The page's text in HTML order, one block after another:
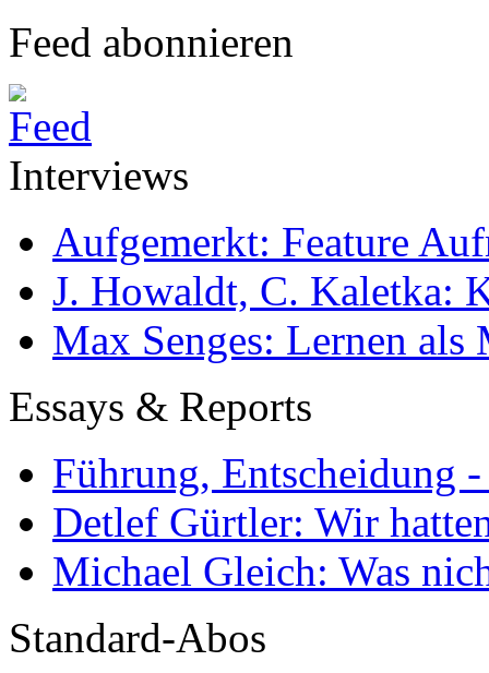
Feed abonnieren
Interviews
Aufgemerkt: Feature
J. Howaldt, C. Kaletka:
Max Senges: Lernen als
Essays & Reports
Führung, Entscheidung
Detlef Gürtler: Wir
Michael Gleich: Was
Standard-Abos